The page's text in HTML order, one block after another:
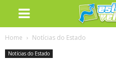
Home Notícias do Estado
Notícias do Estado